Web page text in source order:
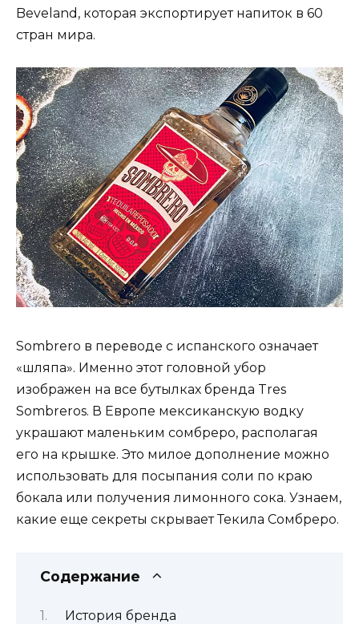
Beveland, которая экспортирует напиток в 60
стран мира.
Sombrero в переводе с испанского означает
«шляпа». Именно этот головной убор
изображен на все бутылках бренда Tres
Sombreros. В Европе мексиканскую водку
украшают маленьким сомбреро, располагая
его на крышке. Это милое дополнение можно
использовать для посыпания соли по краю
бокала или получения лимонного сока. Узнаем,
какие еще секреты скрывает Текила Сомбреро.
Содержание
История бренда